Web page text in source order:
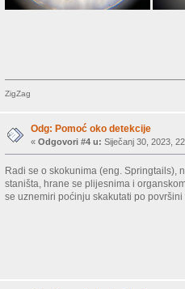
ZigZag
Odg: Pomoć oko detekcije
«Odgovori #4 u: Siječanj 30, 2023,
Radi se o skokunima (eng. Springtails),
staništa, hrane se plijesnima i
se uznemiri poćinju skakutati po